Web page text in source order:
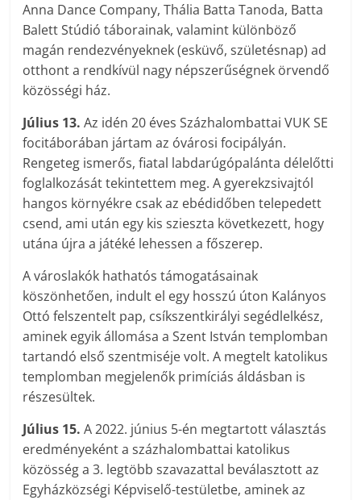
Anna Dance Company, Thália Batta Tanoda, Batta
Balett Stúdió táborainak, valamint különböző
magán rendezvényeknek (esküvő, születésnap) ad
otthont a rendkívül nagy népszerűségnek örvendő
közösségi ház.
Július 13.Az idén 20 éves Százhalombattai VUK SE
focitáborában jártam az óvárosi focipályán.
Rengeteg ismerős, fiatal labdarúgópalánta délelőtti
foglalkozását tekintettem meg. A gyerekzsivajtól
hangos környékre csak az ebédidőben telepedett
csend, ami után egy kis szieszta következett, hogy
utána újra a játéké lehessen a főszerep.
A városlakók hathatós támogatásainak
köszönhetően, indult el egy hosszú úton Kalányos
Ottó felszentelt pap, csíkszentkirályi segédlelkész,
aminek egyik állomása a Szent István templomban
tartandó első szentmiséje volt. A megtelt katolikus
templomban megjelenők primíciás áldásban is
részesültek.
Július 15.A 2022. június 5-én megtartott választás
eredményeként a százhalombattai katolikus
közösség a 3. legtöbb szavazattal beválasztott az
Egyházközségi Képviselő-testületbe, aminek az